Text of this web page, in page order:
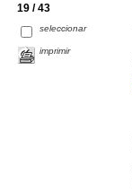
19 / 43
seleccionar
imprimir